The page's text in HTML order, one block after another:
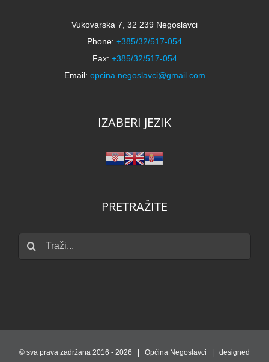
Vukovarska 7, 32 239 Negoslavci
Phone: +385/32/517-054
Fax: +385/32/517-054
Email: opcina.negoslavci@gmail.com
IZABERI JEZIK
PRETRAŽITE
Traži...
© sva prava zadržana 2016 - 2026 | Općina Negoslavci | designed